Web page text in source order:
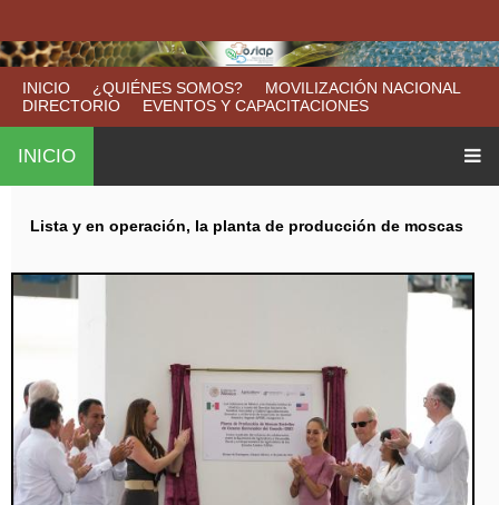
al
contenido
principal
a
p
a
F
o
r
m
l
a
o
d
e
u
s
c
INICIO ¿QUIÉNES SOMOS?
MOVILIZACIÓN NACIONAL
DIRECTORIO
EVENTOS Y CAPACITACIONES
INICIO
Lista y en operación, la planta de producción de moscas